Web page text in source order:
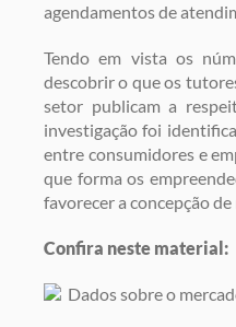
agendamentos de
Tendo em vista os
descobrir o que os
setor publicam a
investigação foi
entre consumidores e
que forma os
favorecer a concepção
Confira neste material:
Dados sobre o